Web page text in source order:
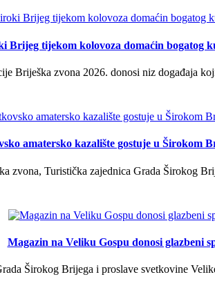
Brijeg tijekom kolovoza domaćin bogatog
Briješka zvona 2026. donosi niz događaja
amatersko kazalište gostuje u Širokom
zvona, Turistička zajednica Grada Širokog
Magazin na Veliku Gospu donosi glazbeni
Širokog Brijega i proslave svetkovine